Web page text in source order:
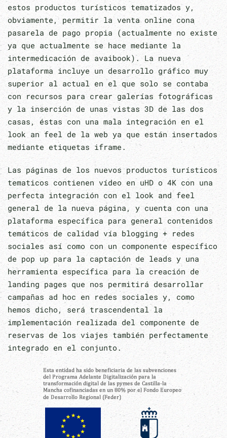
estos productos turísticos tematizados y,
obviamente, permitir la venta online cona
pasarela de pago propia (actualmente no existe
ya que actualmente se hace mediante la
intermedicación de avaibook). La nueva
plataforma incluye un desarrollo gráfico muy
superior al actual en el que solo se contaba
con recursos para crear galerías fotográficas
y la inserción de unas vistas 3D de las dos
casas, éstas con una mala integración en el
look an feel de la web ya que están insertados
mediante etiquetas iframe.
Las páginas de los nuevos productos turísticos
tematicos contienen vídeo en uHD o 4K con una
perfecta integración con el look and feel
general de la nueva página, y cuenta con una
plataforma específica para general contenidos
temáticos de calidad vía blogging + redes
sociales así como con un componente específico
de pop up para la captación de leads y una
herramienta específica para la creación de
landing pages que nos permitirá desarrollar
campañas ad hoc en redes sociales y, como
hemos dicho, será trascendental la
implementación realizada del componente de
reservas de los viajes también perfectamente
integrado en el conjunto.